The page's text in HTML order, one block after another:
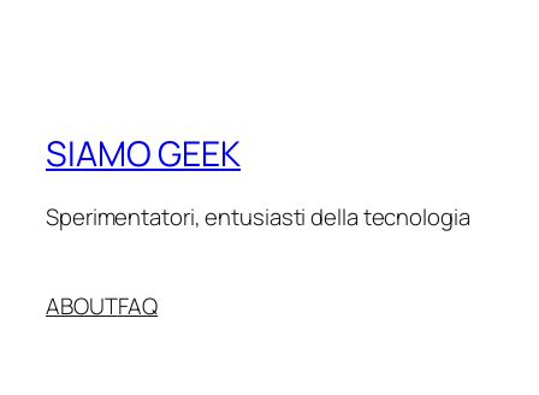
SIAMO GEEK
Sperimentatori, entusiasti della tecnologia
ABOUTFAQ